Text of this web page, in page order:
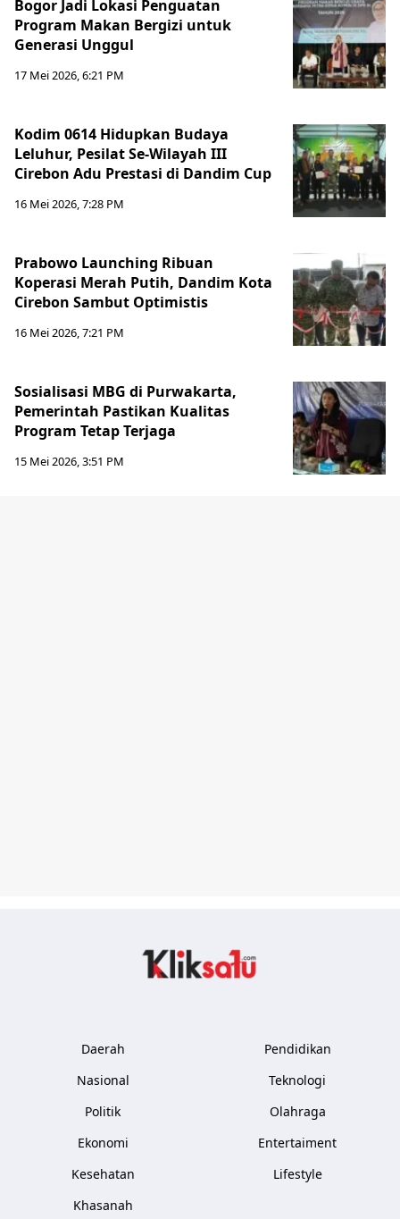
Bogor Jadi Lokasi Penguatan
Program Makan Bergizi untuk
Generasi Unggul
17 Mei 2026, 6:21 PM
Kodim 0614 Hidupkan Budaya
Leluhur, Pesilat Se-Wilayah III
Cirebon Adu Prestasi di Dandim Cup
16 Mei 2026, 7:28 PM
Prabowo Launching Ribuan
Koperasi Merah Putih, Dandim Kota
Cirebon Sambut Optimistis
16 Mei 2026, 7:21 PM
Sosialisasi MBG di Purwakarta,
Pemerintah Pastikan Kualitas
Program Tetap Terjaga
15 Mei 2026, 3:51 PM
Daerah
Nasional
Politik
Ekonomi
Kesehatan
Khasanah
Pendidikan
Teknologi
Olahraga
Entertaiment
Lifestyle